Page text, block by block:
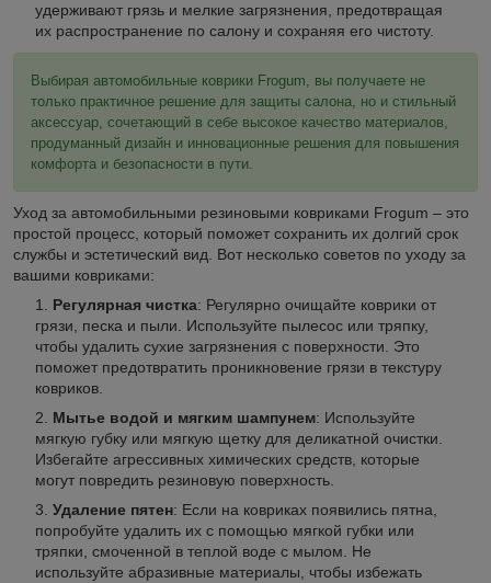
удерживают грязь и мелкие загрязнения, предотвращая
их распространение по салону и сохраняя его чистоту.
Выбирая автомобильные коврики Frogum, вы получаете не
только практичное решение для защиты салона, но и стильный
аксессуар, сочетающий в себе высокое качество материалов,
продуманный дизайн и инновационные решения для повышения
комфорта и безопасности в пути.
Уход за автомобильными резиновыми ковриками Frogum – это
простой процесс, который поможет сохранить их долгий срок
службы и эстетический вид. Вот несколько советов по уходу за
вашими ковриками:
Регулярная чистка: Регулярно очищайте коврики от
грязи, песка и пыли. Используйте пылесос или тряпку,
чтобы удалить сухие загрязнения с поверхности. Это
поможет предотвратить проникновение грязи в текстуру
ковриков.
Мытье водой и мягким шампунем: Используйте
мягкую губку или мягкую щетку для деликатной очистки.
Избегайте агрессивных химических средств, которые
могут повредить резиновую поверхность.
Удаление пятен: Если на ковриках появились пятна,
попробуйте удалить их с помощью мягкой губки или
тряпки, смоченной в теплой воде с мылом. Не
используйте абразивные материалы, чтобы избежать